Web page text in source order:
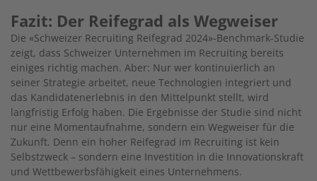
Fazit: Der Reifegrad als Wegweiser
Die «Schweizer Recruiting Reifegrad 2024»-Benchmark-Studie
zeigt, dass Schweizer Unternehmen im Recruiting bereits
einiges richtig machen. Aber: Nur wer kontinuierlich an
seiner Strategie arbeitet, neue Technologien integriert und
das Kandidatenerlebnis in den Mittelpunkt stellt, wird
langfristig Erfolg haben. Die Ergebnisse der Studie sind nicht
nur eine Momentaufnahme, sondern ein Wegweiser für die
Zukunft. Denn ein hoher Reifegrad im Recruiting ist kein
Selbstzweck – sondern eine Investition in die Innovationskraft
und Wettbewerbsfähigkeit eines Unternehmens.